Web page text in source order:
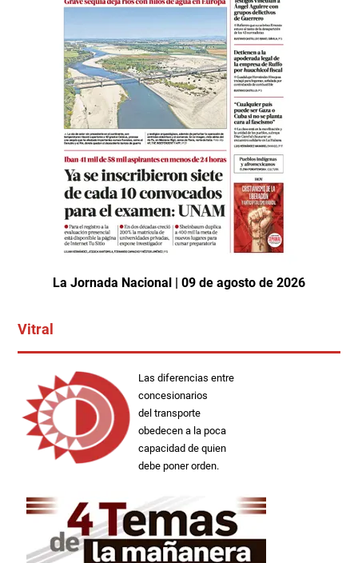
La Jornada Nacional | 09 de agosto de 2026
Vitral
Las diferencias entre
concesionarios
del transporte
obedecen a la poca
capacidad de quien
debe poner orden.